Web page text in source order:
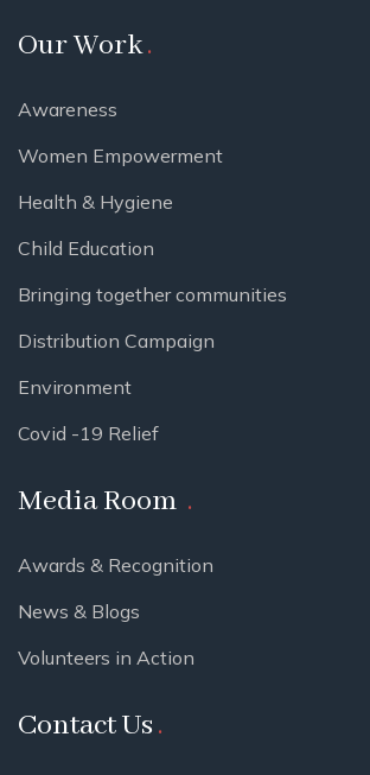
Our Work
Awareness
Women Empowerment
Health & Hygiene
Child Education
Bringing together communities
Distribution Campaign
Environment
Covid -19 Relief
Media Room
Awards & Recognition
News & Blogs
Volunteers in Action
Contact Us